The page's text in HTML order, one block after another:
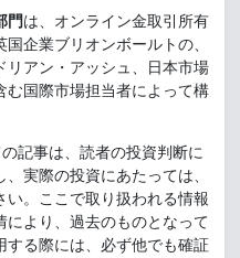
門 は、オンライン金取引所有
企業ブリオンボールトの、
リアン・アッシュ、日本市場
む国際市場担当者によって構
記事は、読者の投資判断に
実際の投資にあたっては、
。ここで取り扱われる情報
により、過去のものとなって
する際には、必ず他でも確証